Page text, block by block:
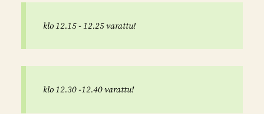
klo 12.15 - 12.25 varattu!
klo 12.30 -12.40 varattu!